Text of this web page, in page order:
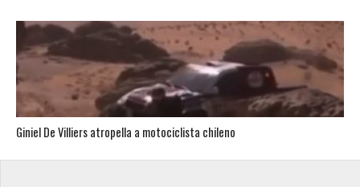
Giniel De Villiers atropella a motociclista chileno